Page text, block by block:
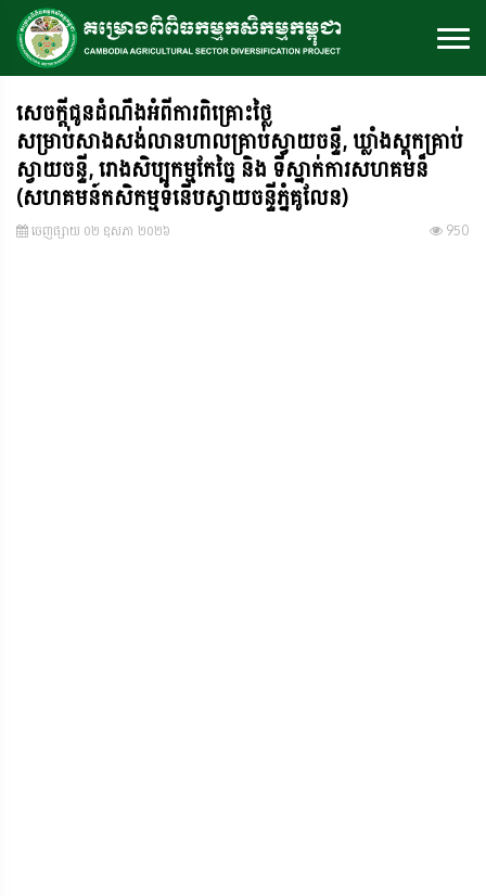
សេចក្តីជូនដំណឹងអំពីការពិគ្រោះថ្លៃ
សម្រាប់សាងសង់លានហាលគ្រាប់ស្វាយចន្ទី, ឃ្លាំងស្តុកគ្រាប់
ស្វាយចន្ទី, រោងសិប្បកម្មកែច្នៃ និង ទីស្នាក់ការសហគមន៏
(សហគមន៍កសិកម្មទំនើបស្វាយចន្ទីភ្នំគូលែន)
ចេញ​ផ្សាយ​ ០២ ឧសភា ២០២៦ 950